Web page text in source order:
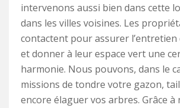
intervenons aussi bien dans cette
dans les villes voisines. Les
contactent pour assurer l’entretien
et donner à leur espace vert une
harmonie. Nous pouvons, dans le
missions de tondre votre gazon,
encore élaguer vos arbres. Grâce à